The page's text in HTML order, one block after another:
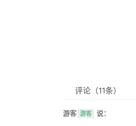
评论 （11条）
游客 游客 说：